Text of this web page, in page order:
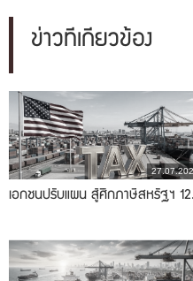
ข่าวที่เกี่ยวข้อง
เอกชนปรับแผน สู้ศึกภาษีสหรัฐฯ